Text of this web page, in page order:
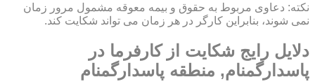
نکته: دعاوی مربوط به حقوق و بیمه معوقه مشمول مرور زمان
نمی شوند، بنابراین کارگر در هر زمان می تواند شکایت کند.
دلایل رایج شکایت از کارفرما در
پاسدارگمنام, منطقه پاسدارگمنام